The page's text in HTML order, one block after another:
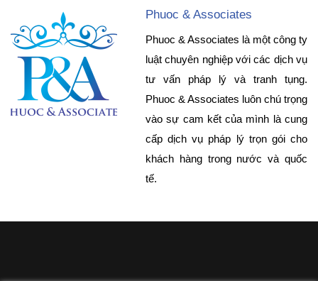
Phuoc & Associates
Phuoc & Associates là một công ty
luật chuyên nghiệp với các dịch vụ
tư vấn pháp lý và tranh tụng.
Phuoc & Associates luôn chú trọng
vào sự cam kết của mình là cung
cấp dịch vụ pháp lý trọn gói cho
khách hàng trong nước và quốc
tế.